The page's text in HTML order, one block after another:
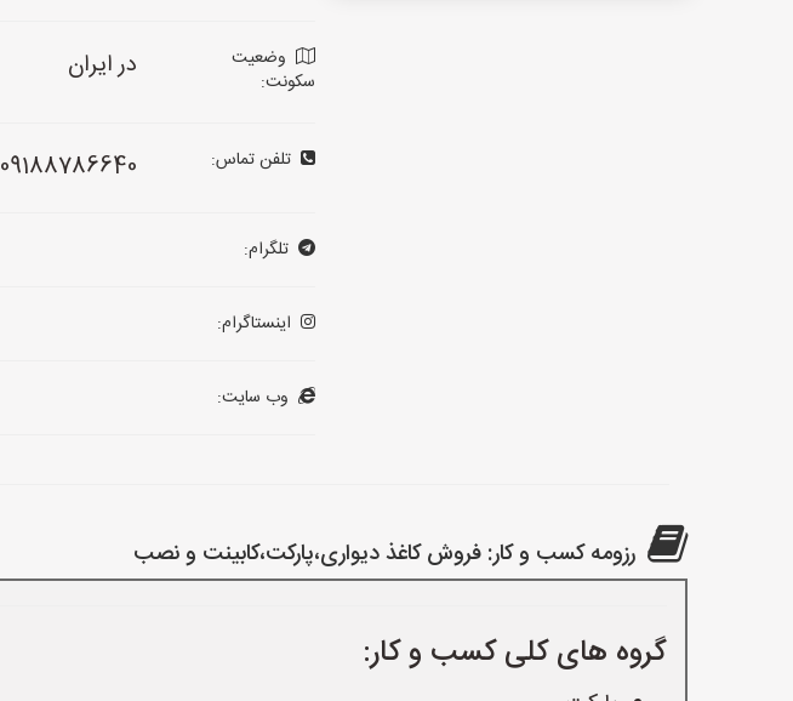
وضعیت
سکونت:
در ایران
تلفن تماس: 09188786640
تلگرام:
اینستاگرام:
وب سایت:
رزومه کسب و کار: فروش کاغذ دیواری،پارکت،کابینت و نصب
گروه های کلی کسب و کار: